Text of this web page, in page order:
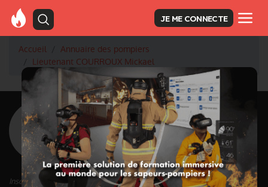
JE ME CONNECTE
Accueil
Annuaire des pompiers
Lieutenant COURROUX Mickael
<Retour à la liste des pompiers
COURROUX
Mickael
Grade : Lieutenant
Inscrit depuis le 16/09/2020 à 14:37